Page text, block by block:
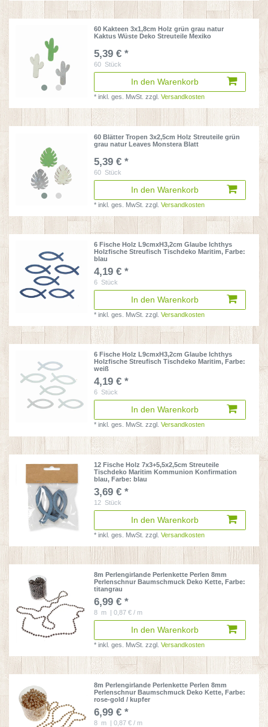
60 Kakteen 3x1,8cm Holz grün grau natur
Kaktus Wüste Deko Streuteile Mexiko
5,39 € *
60 Stück
In den Warenkorb
*inkl. ges. MwSt. zzgl.Versandkosten
60 Blätter Tropen 3x2,5cm Holz Streuteile grün
grau natur Leaves Monstera Blatt
5,39 € *
60 Stück
In den Warenkorb
*inkl. ges. MwSt. zzgl.Versandkosten
6 Fische Holz L9cmxH3,2cm Glaube Ichthys
Holzfische Streufisch Tischdeko Maritim, Farbe:
blau
4,19 € *
6 Stück
In den Warenkorb
*inkl. ges. MwSt. zzgl.Versandkosten
6 Fische Holz L9cmxH3,2cm Glaube Ichthys
Holzfische Streufisch Tischdeko Maritim, Farbe:
weiß
4,19 € *
6 Stück
In den Warenkorb
*inkl. ges. MwSt. zzgl.Versandkosten
12 Fische Holz 7x3+5,5x2,5cm Streuteile
Tischdeko Maritim Kommunion Konfirmation
blau, Farbe: blau
3,69 € *
12 Stück
In den Warenkorb
*inkl. ges. MwSt. zzgl.Versandkosten
8m Perlengirlande Perlenkette Perlen 8mm
Perlenschnur Baumschmuck Deko Kette, Farbe:
titangrau
6,99 € *
8 m | 0,87 € / m
In den Warenkorb
*inkl. ges. MwSt. zzgl.Versandkosten
8m Perlengirlande Perlenkette Perlen 8mm
Perlenschnur Baumschmuck Deko Kette, Farbe:
rose-gold / kupfer
6,99 € *
8 m | 0,87 € / m